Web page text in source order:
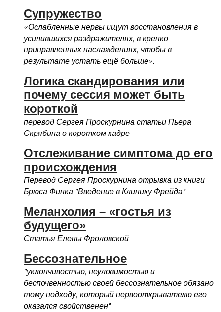
Супружество
«Ослабленные нервы ищут восстановления в
усилившихся раздражителях, в крепко
приправленных наслаждениях, чтобы в
результате устать ещё больше».
Логика скандирования или
почему сессия может быть
короткой
перевод Сергея Проскурнина статьи Пьера
Скрябина о коротком кадре
Отслеживание симптома до его
происхождения
Перевод Сергея Проскурнина отрывка из книги
Брюса Финка "Введение в Клинику Фрейда"
Меланхолия – «гостья из
будущего»
Статья Елены Фроловской
Бессознательное
"уклончивостью, неуловимостью и
беспочвенностью своей бессознательное обязано
тому подходу, который первооткрывателю его
оказался свойственен"